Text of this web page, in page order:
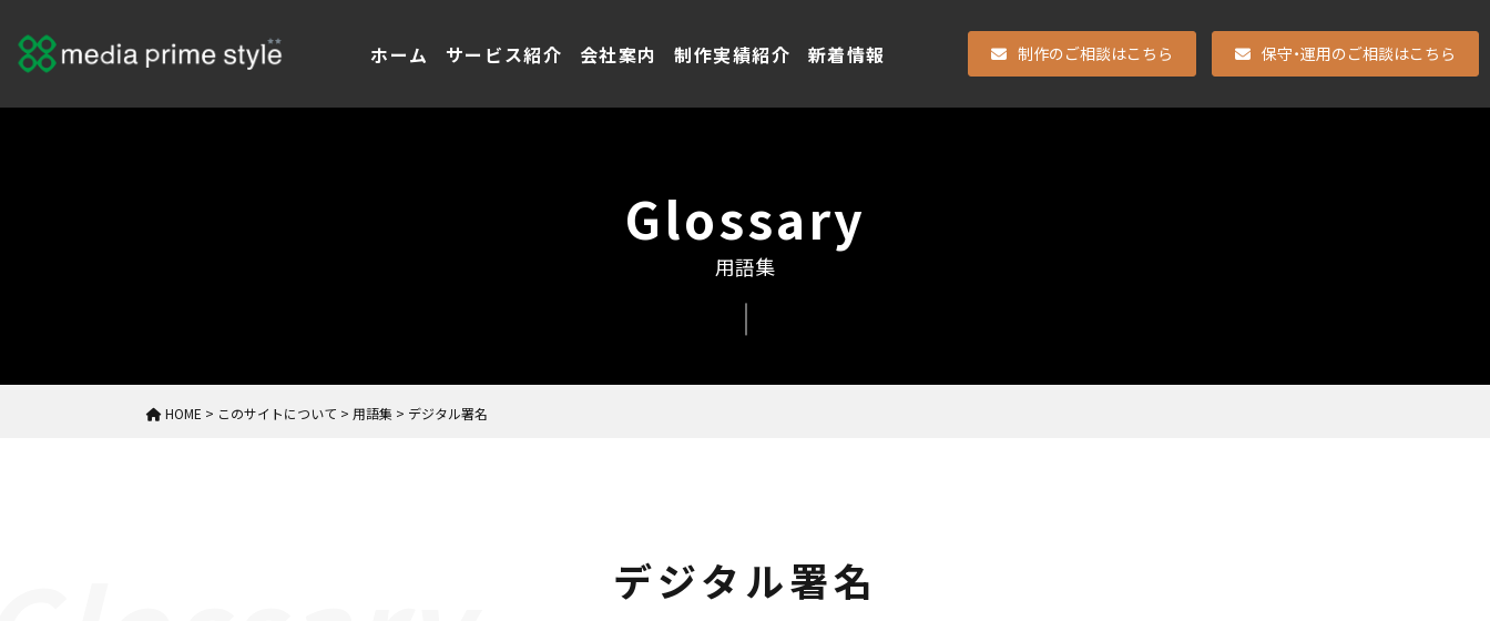
ホーム サービス紹介 会社案内 制作実績紹介 新着情報 制作のご相談はこちら 保守・運用のご相談はこちら
Glossary
用語集
HOME > このサイトについて > 用語集 > デジタル署名
デジタル署名